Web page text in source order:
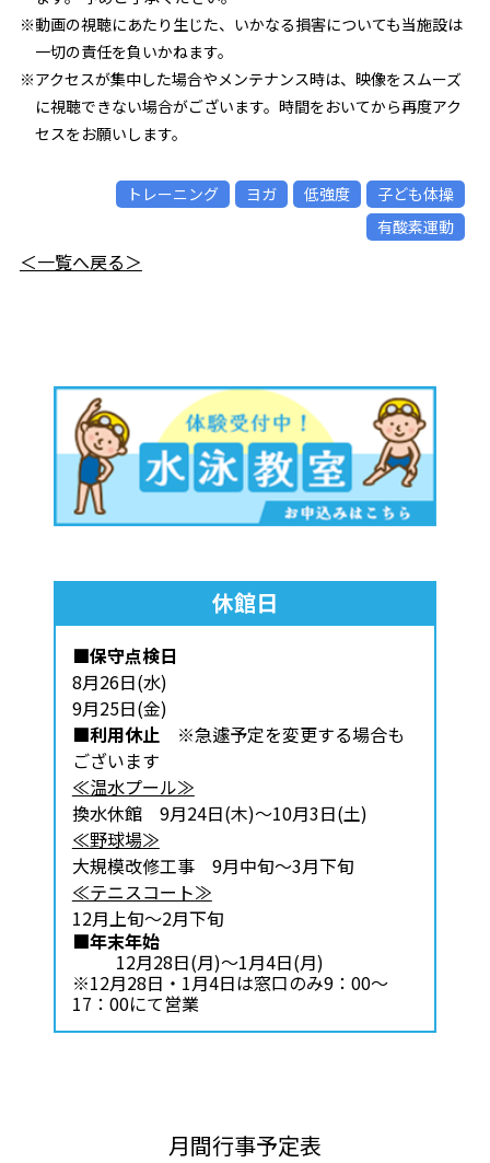
※動画の視聴にあたり生じた、いかなる損害についても当施設は
一切の責任を負いかねます。
※アクセスが集中した場合やメンテナンス時は、映像をスムーズ
に視聴できない場合がございます。時間をおいてから再度アク
セスをお願いします。
トレーニング ヨガ 低強度
子ども体操
有酸素運動
＜一覧へ戻る＞
休館日
■保守点検日
8月26日(水)
9月25日(金)
■利用休止 ※急遽予定を変更する場合も
ございます
≪温水プール≫
換水休館 9月24日(木)～10月3日(土)
≪野球場≫
大規模改修工事 9月中旬～3月下旬
≪テニスコート≫
12月上旬～2月下旬
■年末年始
12月28日(月)～1月4日(月)
※12月28日・1月4日は窓口のみ9：00～
17：00にて営業
月間行事予定表